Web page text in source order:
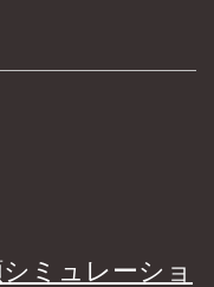
ミュレーショ